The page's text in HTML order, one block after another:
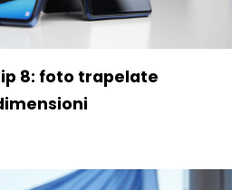
8: foto trapelate